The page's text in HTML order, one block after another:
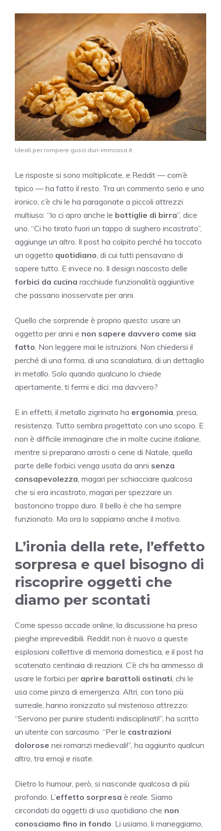
Ideali per rompere gusci duri-immcasa.it
Le risposte si sono moltiplicate, e Reddit — com’è
tipico — ha fatto il resto. Tra un commento serio e uno
ironico, c’è chi le ha paragonate a piccoli attrezzi
multiuso: “Io ci apro anche le bottiglie di birra”, dice
uno. “Ci ho tirato fuori un tappo di sughero incastrato”,
aggiunge un altro. Il post ha colpito perché ha toccato
un oggetto quotidiano, di cui tutti pensavano di
sapere tutto. E invece no. Il design nascosto delle
forbici da cucina racchiude funzionalità aggiuntive
che passano inosservate per anni.
Quello che sorprende è proprio questo: usare un
oggetto per anni e non sapere davvero come sia
fatto. Non leggere mai le istruzioni. Non chiedersi il
perché di una forma, di una scanalatura, di un dettaglio
in metallo. Solo quando qualcuno lo chiede
apertamente, ti fermi e dici: ma davvero?
E in effetti, il metallo zigrinato ha ergonomia, presa,
resistenza. Tutto sembra progettato con uno scopo. E
non è difficile immaginare che in molte cucine italiane,
mentre si preparano arrosti o cene di Natale, quella
parte delle forbici venga usata da anni senza
consapevolezza, magari per schiacciare qualcosa
che si era incastrato, magari per spezzare un
bastoncino troppo duro. Il bello è che ha sempre
funzionato. Ma ora lo sappiamo anche il motivo.
L’ironia della rete, l’effetto
sorpresa e quel bisogno di
riscoprire oggetti che
diamo per scontati
Come spesso accade online, la discussione ha preso
pieghe imprevedibili. Reddit non è nuovo a queste
esplosioni collettive di memoria domestica, e il post ha
scatenato centinaia di reazioni. C’è chi ha ammesso di
usare le forbici per aprire barattoli ostinati, chi le
usa come pinza di emergenza. Altri, con tono più
surreale, hanno ironizzato sul misterioso attrezzo:
“Servono per punire studenti indisciplinati!”, ha scritto
un utente con sarcasmo. “Per le castrazioni
dolorose nei romanzi medievali!”, ha aggiunto qualcun
altro, tra emoji e risate.
Dietro lo humour, però, si nasconde qualcosa di più
profondo. L’effetto sorpresa è reale. Siamo
circondati da oggetti di uso quotidiano che non
conosciamo fino in fondo. Li usiamo, li maneggiamo,